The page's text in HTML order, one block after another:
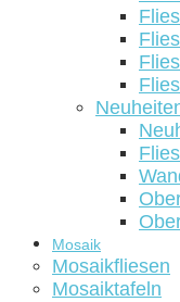
Mosaik
Mosaikfliesen
Mosaiktafeln